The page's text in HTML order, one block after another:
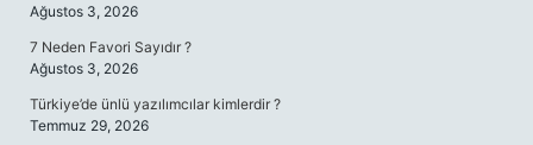
Ağustos 3, 2026
7 Neden Favori Sayıdır ?
Ağustos 3, 2026
Türkiye’de ünlü yazılımcılar kimlerdir ?
Temmuz 29, 2026